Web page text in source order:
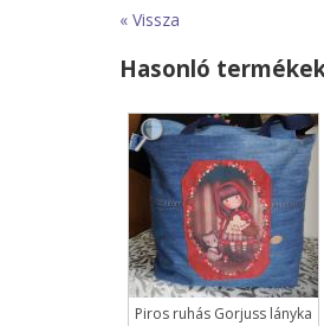
« Vissza
Hasonló
Piros ruhás Gorjuss lányka